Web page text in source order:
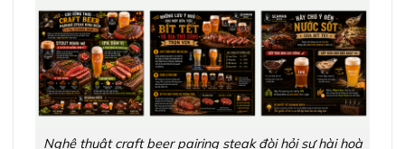
Nghệ thuật craft beer pairing steak đòi hỏi sự hài hoà